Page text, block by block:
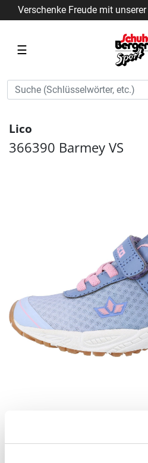
Verschenke Freude mit unserer
☰
Lico
366390 Barmey VS